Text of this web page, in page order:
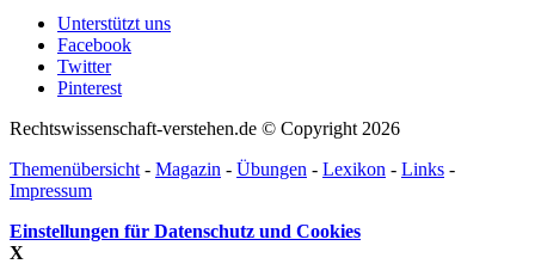
Unterstützt uns
Facebook
Twitter
Pinterest
Rechtswissenschaft-verstehen.de © Copyright 2026
Themenübersicht - Magazin - Übungen - Lexikon - Links -
Impressum
Einstellungen für Datenschutz und Cookies
X